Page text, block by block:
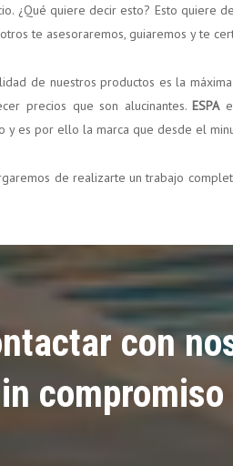
¿Qué quiere decir esto? Esto quiere
te asesoraremos, guiaremos y te
de nuestros productos es la
precios que son alucinantes.ESPA
y es por ello la marca que desde el
de realizarte un trabajo
con
compromiso